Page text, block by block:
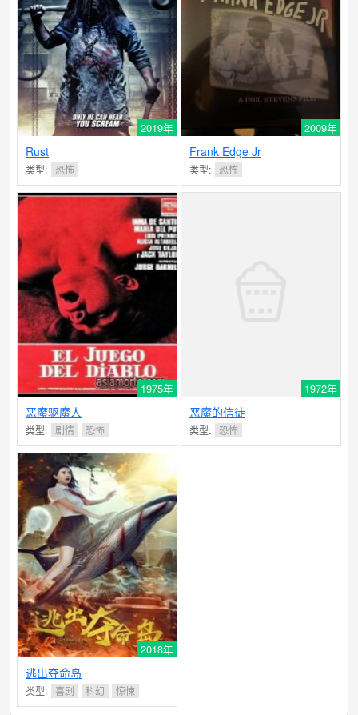
2019年
Rust
类型: 恐怖
2009年
Frank Edge Jr
类型: 恐怖
1975年
恶魔驱魔人
类型: 剧情 恐怖
1972年
恶魔的信徒
类型: 恐怖
2018年
逃出夺命岛
类型: 喜剧 科幻 惊悚